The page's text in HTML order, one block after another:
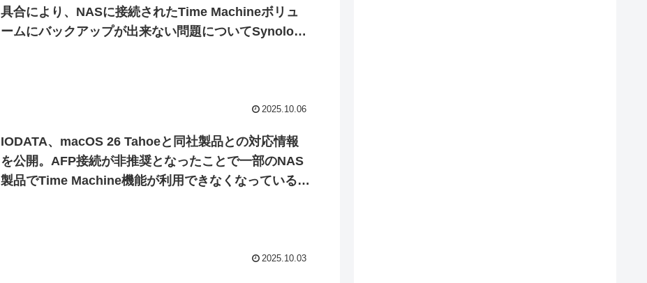
具合により、NASに接続されたTime Machineボリュ
ームにバックアップが出来ない問題についてSynology
2025.10.06
IODATA、macOS 26 Tahoeと同社製品との対応情報
を公開。AFP接続が非推奨となったことで一部のNAS
製品でTime Machine機能が利用できなくなっているの
2025.10.03